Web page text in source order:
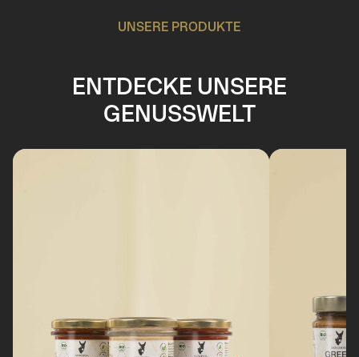
UNSERE PRODUKTE
ENTDECKE UNSERE
GENUSSWELT